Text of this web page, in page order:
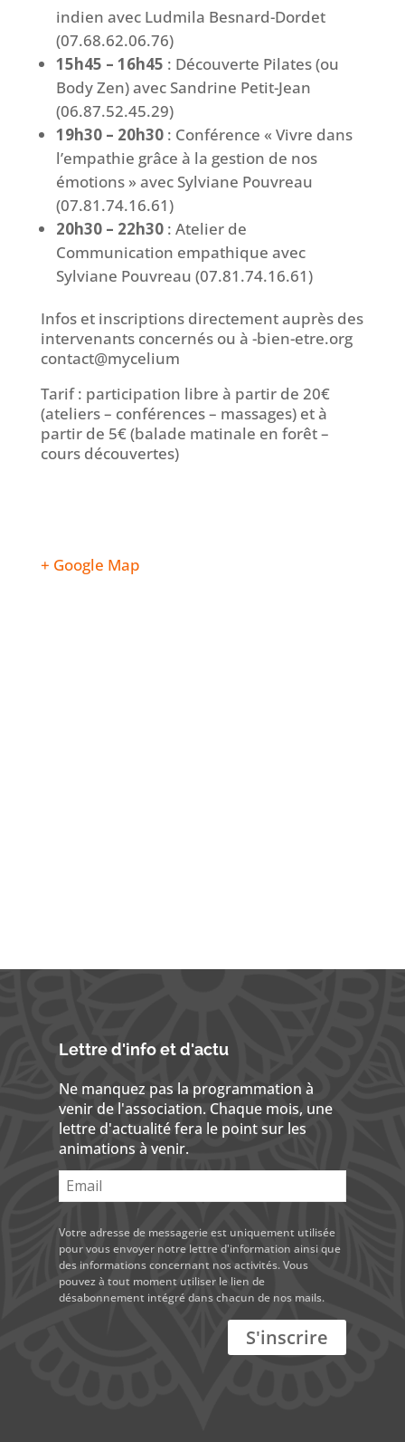
indien avec Ludmila Besnard-Dordet
(07.68.62.06.76)
15h45 – 16h45 : Découverte Pilates (ou
Body Zen)avec Sandrine Petit-Jean
(06.87.52.45.29)
19h30 – 20h30: Conférence « Vivre dans
l’empathie grâce à la gestion de nos
émotions »avec Sylviane Pouvreau
(07.81.74.16.61)
20h30 – 22h30: Atelier de
Communication empathique avec
Sylviane Pouvreau (07.81.74.16.61)
Infos et inscriptions directement auprès des
intervenants concernés ou à
gro.e
rte-n
eib-
m
uilec
ym@tc
atnoc
Tarif : participation libre à partir de 20€
(ateliers – conférences – massages) et à
partir de 5€ (balade matinale en forêt –
cours découvertes)
+ Google Map
Lettre d'info et d'actu
Ne manquez pas la programmation à
venir de l'association. Chaque mois, une
lettre d'actualité fera le point sur les
animations à venir.
Votre adresse de messagerie est uniquement utilisée
pour vous envoyer notre lettre d'information ainsi que
des informations concernant nos activités. Vous
pouvez à tout moment utiliser le lien de
désabonnement intégré dans chacun de nos mails.